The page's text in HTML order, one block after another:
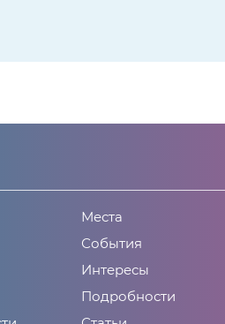
Места
События
Интересы
Подробности